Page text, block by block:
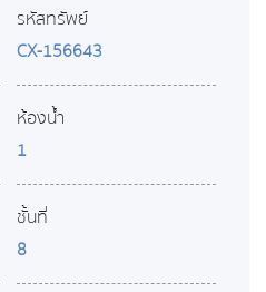
รหัสทรัพย์
CX-156643
ห้องน้ำ
1
ชั้นที่
8